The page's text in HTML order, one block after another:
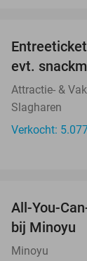
evt.
Attractie- &
Slagharen
Verkocht:
All-You-
bij Minoyu
Minoyu